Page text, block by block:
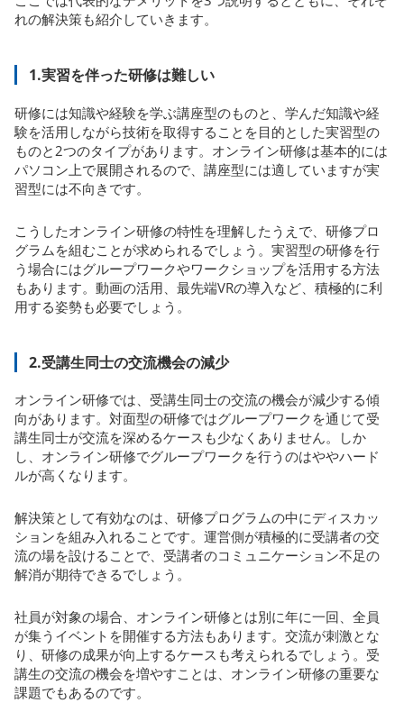
れの解決策も紹介していきます。
1.実習を伴った研修は難しい
研修には知識や経験を学ぶ講座型のものと、学んだ知識や経
験を活用しながら技術を取得することを目的とした実習型の
ものと2つのタイプがあります。オンライン研修は基本的には
パソコン上で展開されるので、講座型には適していますが実
習型には不向きです。
こうしたオンライン研修の特性を理解したうえで、研修プロ
グラムを組むことが求められるでしょう。実習型の研修を行
う場合にはグループワークやワークショップを活用する方法
もあります。動画の活用、最先端VRの導入など、積極的に利
用する姿勢も必要でしょう。
2.受講生同士の交流機会の減少
オンライン研修では、受講生同士の交流の機会が減少する傾
向があります。対面型の研修ではグループワークを通じて受
講生同士が交流を深めるケースも少なくありません。しか
し、オンライン研修でグループワークを行うのはややハード
ルが高くなります。
解決策として有効なのは、研修プログラムの中にディスカッ
ションを組み入れることです。運営側が積極的に受講者の交
流の場を設けることで、受講者のコミュニケーション不足の
解消が期待できるでしょう。
社員が対象の場合、オンライン研修とは別に年に一回、全員
が集うイベントを開催する方法もあります。交流が刺激とな
り、研修の成果が向上するケースも考えられるでしょう。受
講生の交流の機会を増やすことは、オンライン研修の重要な
課題でもあるのです。